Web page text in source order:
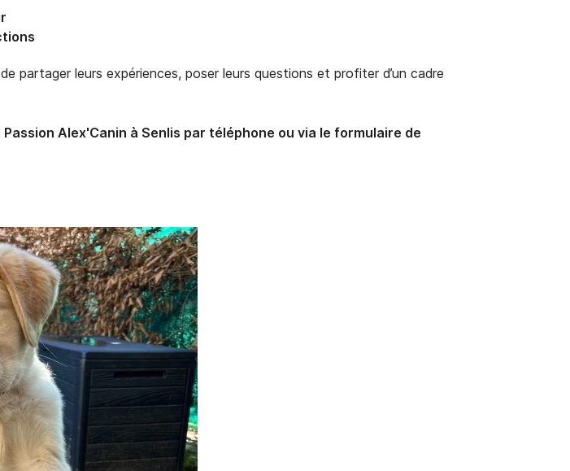
partager leurs expériences, poser leurs questions et profiter d’un cadre
Alex'Canin à Senlis par téléphone ou via le formulaire de